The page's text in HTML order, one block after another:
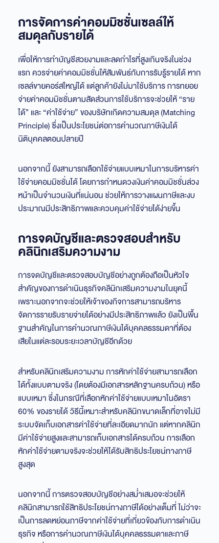
การจัดการค่าคอมมิชชั่นเซลล์ให้
สมดุลกับรายได้
เพื่อให้การทำบัญชีสวยงามและลดกำไรที่สูงเกินจริงในช่วง
แรก ควรจ่ายค่าคอมมิชชั่นให้สัมพันธ์กับการรับรู้รายได้ หาก
เซลล์ขายคอร์สใหญ่ได้ แต่ลูกค้ายังไม่มาใช้บริการ การทยอย
จ่ายค่าคอมมิชชั่นตามสัดส่วนการใช้บริการจะช่วยให้ “ราย
ได้” และ “ค่าใช้จ่าย” ของบริษัทเกิดความสมดุล (Matching
Principle) ซึ่งเป็นประโยชน์ต่อการคำนวณภาษีเงินได้
นิติบุคคลตอนปลายปี
นอกจากนี้ ยังสามารถเลือกใช้จ่ายแบบเหมาในการบริหารค่า
ใช้จ่ายคอมมิชชั่นได้ โดยการกำหนดวงเงินค่าคอมมิชชั่นล่วง
หน้าเป็นจำนวนเงินที่แน่นอน ช่วยให้การวางแผนภาษีและงบ
ประมาณมีประสิทธิภาพและควบคุมค่าใช้จ่ายได้ง่ายขึ้น
การจดบัญชีและตรวจสอบสำหรับ
คลินิกเสริมความงาม
การจดบัญชีและตรวจสอบบัญชีอย่างถูกต้องถือเป็นหัวใจ
สำคัญของการดำเนินธุรกิจคลินิกเสริมความงามในยุคนี้
เพราะนอกจากจะช่วยให้เจ้าของกิจการสามารถบริหาร
จัดการรายรับรายจ่ายได้อย่างมีประสิทธิภาพแล้ว ยังเป็นพื้น
ฐานสำคัญในการคำนวณภาษีเงินได้บุคคลธรรมดาที่ต้อง
เสียในแต่ละรอบระยะเวลาบัญชีอีกด้วย
สำหรับคลินิกเสริมความงาม การหักค่าใช้จ่ายสามารถเลือก
ได้ทั้งแบบตามจริง (โดยต้องมีเอกสารหลักฐานครบถ้วน) หรือ
แบบเหมา ซึ่งในกรณีที่เลือกหักค่าใช้จ่ายแบบเหมาในอัตรา
60% ของรายได้ วิธีนี้เหมาะสำหรับคลินิกขนาดเล็กที่อาจไม่มี
ระบบจัดเก็บเอกสารค่าใช้จ่ายที่ละเอียดมากนัก แต่หากคลินิก
มีค่าใช้จ่ายสูงและสามารถเก็บเอกสารได้ครบถ้วน การเลือก
หักค่าใช้จ่ายตามจริงจะช่วยให้ได้รับสิทธิประโยชน์ทางภาษี
สูงสุด
นอกจากนี้ การตรวจสอบบัญชีอย่างสม่ำเสมอจะช่วยให้
คลินิกสามารถใช้สิทธิประโยชน์ทางภาษีได้อย่างเต็มที่ ไม่ว่าจะ
เป็นการลดหย่อนภาษีจากค่าใช้จ่ายที่เกี่ยวข้องกับการดำเนิน
ธุรกิจ หรือการคำนวณภาษีเงินได้บุคคลธรรมดาและภาษี